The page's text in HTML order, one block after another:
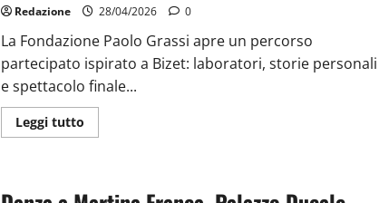
Redazione 28/04/2026 0
La Fondazione Paolo Grassi apre un percorso
partecipato ispirato a Bizet: laboratori, storie personali
e spettacolo finale...
Leggi tutto